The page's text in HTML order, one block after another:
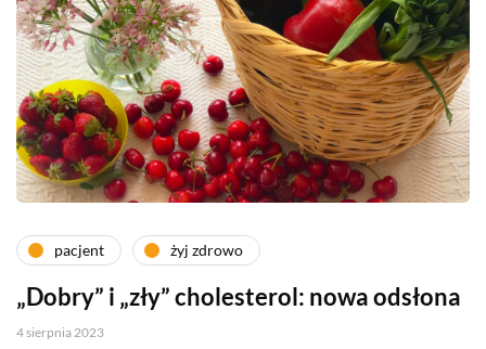
pacjent żyj zdrowo
„Dobry” i „zły” cholesterol: nowa odsłona
4 sierpnia 2023